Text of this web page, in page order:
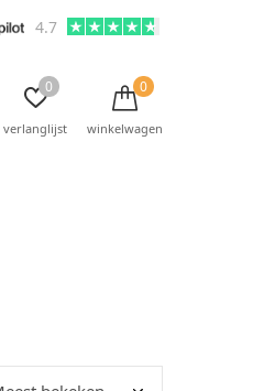
verlanglijst
0
winkelwagen
0
4.7